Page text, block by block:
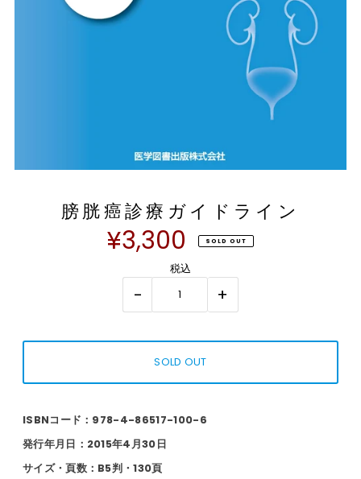
膀胱癌診療ガイドライン
¥3,300 SOLD OUT
税込
- +
ISBNコード：978-4-86517-100-6
発行年月日：2015年4月30日
サイズ・頁数：B5判・130頁